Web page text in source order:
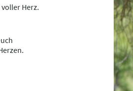
Herz.